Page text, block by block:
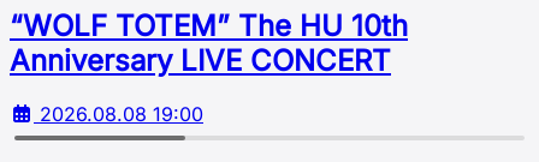
“WOLF TOTEM” The HU 10th
Аnniversary LIVE CONCERT
2026.08.08 19:00